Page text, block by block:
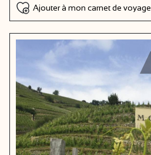
Ajouter à mon carnet de voyage